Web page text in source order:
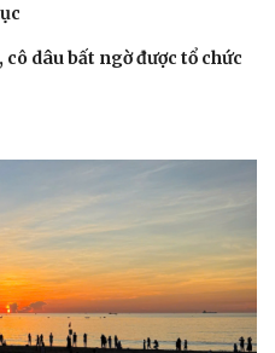
dâu bất ngờ được tổ chức